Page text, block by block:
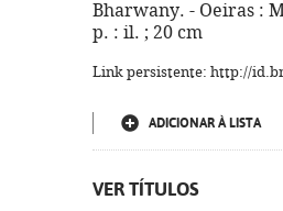
Bharwany. - Oeiras :
p. : il. ; 20 cm
Link persistente: http://
ADICIONAR À LISTA
VER TÍTULOS